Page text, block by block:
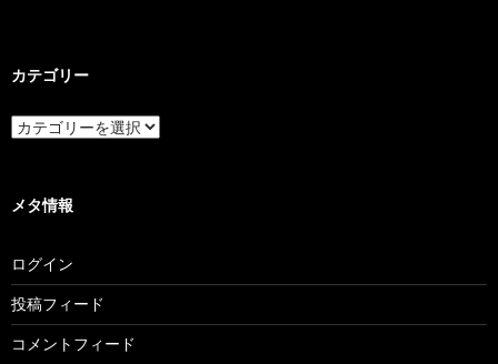
カテゴリー
カ
テ
ー
メタ情報
ログイン
投稿フィード
コメントフィード